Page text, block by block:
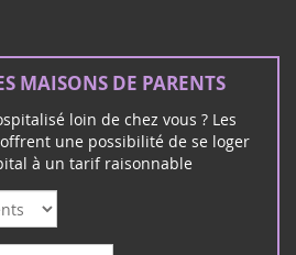
Vincent Thiébaut - familles
handicapés
date : après 14 mois d'attente,
Rock à Mérignac (33)
rock Unwanted vous donne
vous à Mérignac le Samedi 16
un concert rock et solidaire :
MAISONS DE PARENTS
loin de chez vous ? Les
une possibilité de se loger
à un tarif raisonnable